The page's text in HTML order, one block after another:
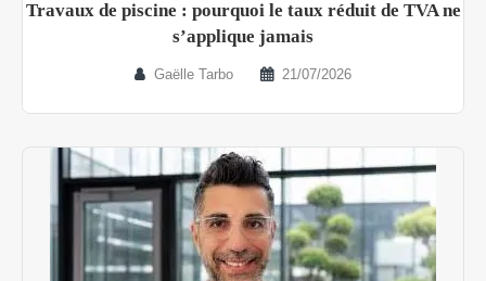
Travaux de piscine : pourquoi le taux réduit de TVA ne
s’applique jamais
Gaëlle Tarbo 21/07/2026